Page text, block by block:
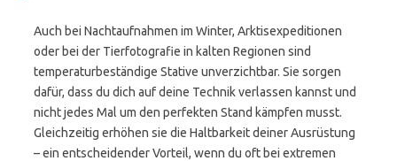
Auch bei Nachtaufnahmen im Winter, Arktisexpeditionen
oder bei der Tierfotografie in kalten Regionen sind
temperaturbeständige Stative unverzichtbar. Sie sorgen
dafür, dass du dich auf deine Technik verlassen kannst und
nicht jedes Mal um den perfekten Stand kämpfen musst.
Gleichzeitig erhöhen sie die Haltbarkeit deiner Ausrüstung
– ein entscheidender Vorteil, wenn du oft bei extremen